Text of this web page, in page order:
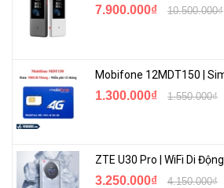
✦Nhà sản xuất: Western Digital
✦Model: WDS240G2G0A
✦Kích thước: 2.5 inch
7.900.000₫ 10.500.000₫
1.300.000₫ 1.550.000₫
3.250.000₫ 4.150.000₫